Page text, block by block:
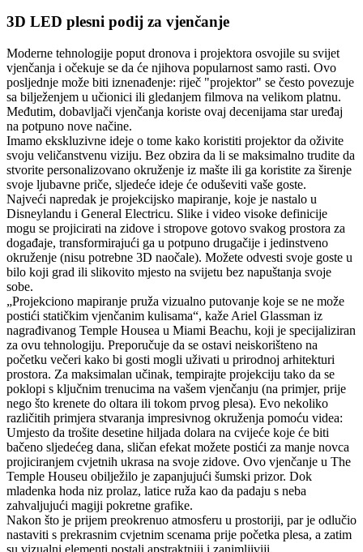
3D LED plesni podij za vjenčanje
Moderne tehnologije poput dronova i projektora osvojile su svijet
vjenčanja i očekuje se da će njihova popularnost samo rasti. Ovo
posljednje može biti iznenađenje: riječ "projektor" se često povezuje
sa bilježenjem u učionici ili gledanjem filmova na velikom platnu.
Međutim, dobavljači vjenčanja koriste ovaj decenijama star uređaj
na potpuno nove načine.
Imamo ekskluzivne ideje o tome kako koristiti projektor da oživite
svoju veličanstvenu viziju. Bez obzira da li se maksimalno trudite da
stvorite personalizovano okruženje iz mašte ili ga koristite za širenje
svoje ljubavne priče, sljedeće ideje će oduševiti vaše goste.
Najveći napredak je projekcijsko mapiranje, koje je nastalo u
Disneylandu i General Electricu. Slike i video visoke definicije
mogu se projicirati na zidove i stropove gotovo svakog prostora za
događaje, transformirajući ga u potpuno drugačije i jedinstveno
okruženje (nisu potrebne 3D naočale). Možete odvesti svoje goste u
bilo koji grad ili slikovito mjesto na svijetu bez napuštanja svoje
sobe.
„Projekciono mapiranje pruža vizualno putovanje koje se ne može
postići statičkim vjenčanim kulisama“, kaže Ariel Glassman iz
nagrađivanog Temple Housea u Miami Beachu, koji je specijaliziran
za ovu tehnologiju. Preporučuje da se ostavi neiskorišteno na
početku večeri kako bi gosti mogli uživati ​​u prirodnoj arhitekturi
prostora. Za maksimalan učinak, tempirajte projekciju tako da se
poklopi s ključnim trenucima na vašem vjenčanju (na primjer, prije
nego što krenete do oltara ili tokom prvog plesa). Evo nekoliko
različitih primjera stvaranja impresivnog okruženja pomoću videa:
Umjesto da trošite desetine hiljada dolara na cvijeće koje će biti
bačeno sljedećeg dana, sličan efekat možete postići za manje novca
projiciranjem cvjetnih ukrasa na svoje zidove. Ovo vjenčanje u The
Temple Houseu obilježilo je zapanjujući šumski prizor. Dok
mladenka hoda niz prolaz, latice ruža kao da padaju s neba
zahvaljujući magiji pokretne grafike.
Nakon što je prijem preokrenuo atmosferu u prostoriji, par je odlučio
nastaviti s prekrasnim cvjetnim scenama prije početka plesa, a zatim
su vizualni elementi postali apstraktniji i zanimljiviji.